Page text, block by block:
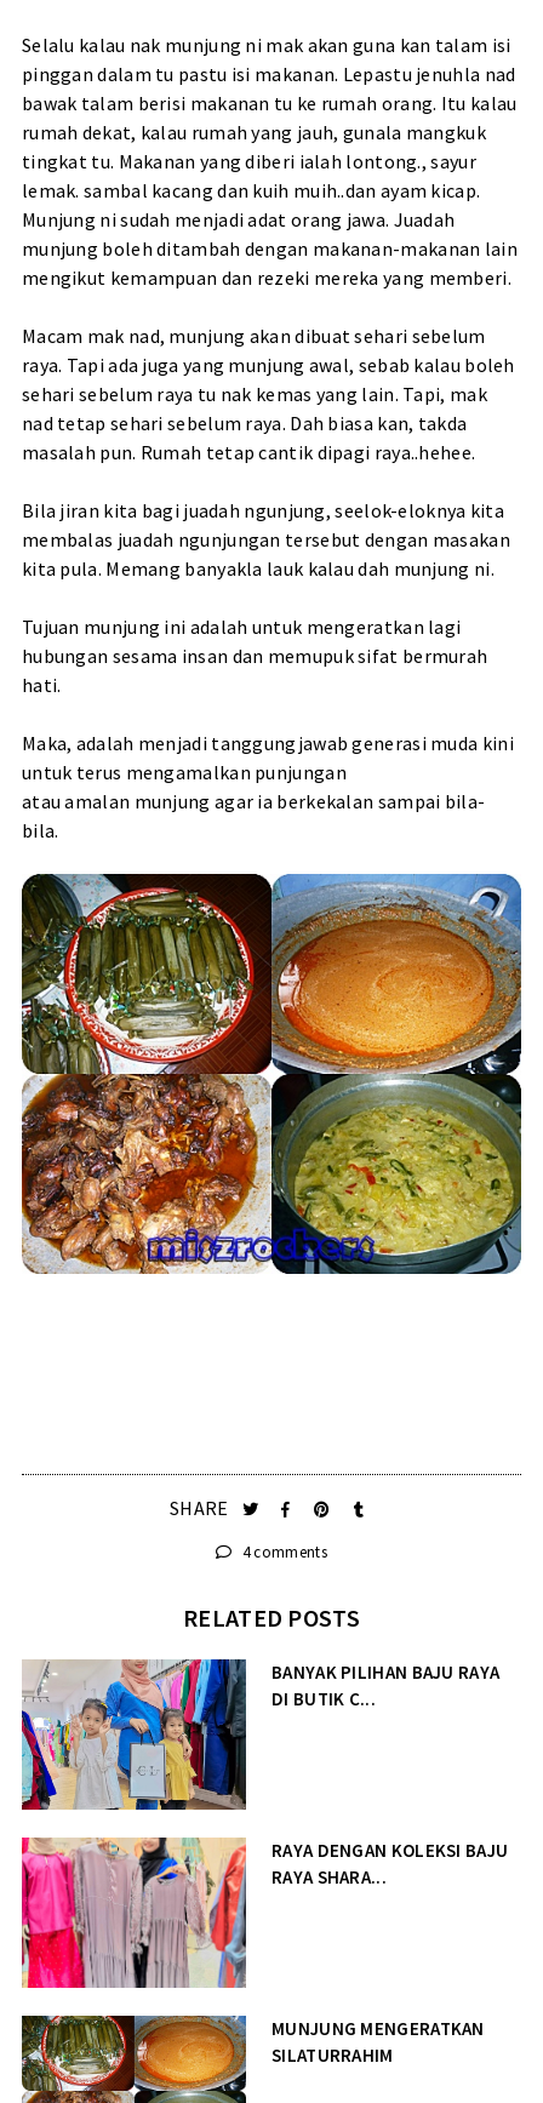
Selalu kalau nak munjung ni mak akan guna kan talam isi
pinggan dalam tu pastu isi makanan. Lepastu jenuhla nad
bawak talam berisi makanan tu ke rumah orang. Itu kalau
rumah dekat, kalau rumah yang jauh, gunala mangkuk
tingkat tu. Makanan yang diberi ialah lontong., sayur
lemak. sambal kacang dan kuih muih..dan ayam kicap.
Munjung ni sudah menjadi adat orang jawa. Juadah
munjung boleh ditambah dengan makanan-makanan lain
mengikut kemampuan dan rezeki mereka yang memberi.
Macam mak nad, munjung akan dibuat sehari sebelum
raya. Tapi ada juga yang munjung awal, sebab kalau boleh
sehari sebelum raya tu nak kemas yang lain. Tapi, mak
nad tetap sehari sebelum raya. Dah biasa kan, takda
masalah pun. Rumah tetap cantik dipagi raya..hehee.
Bila jiran kita bagi juadah ngunjung, seelok-eloknya kita
membalas juadah ngunjungan tersebut dengan masakan
kita pula. Memang banyakla lauk kalau dah munjung ni.
Tujuan munjung ini adalah untuk mengeratkan lagi
hubungan sesama insan dan memupuk sifat bermurah
hati.
Maka, adalah menjadi tanggungjawab generasi muda kini
untuk terus mengamalkan punjungan
atau amalan munjung agar ia berkekalan sampai bila-
bila.
SHARE
4 comments
RELATED POSTS
BANYAK PILIHAN BAJU RAYA
DI BUTIK C...
RAYA DENGAN KOLEKSI BAJU
RAYA SHARA...
MUNJUNG MENGERATKAN
SILATURRAHIM